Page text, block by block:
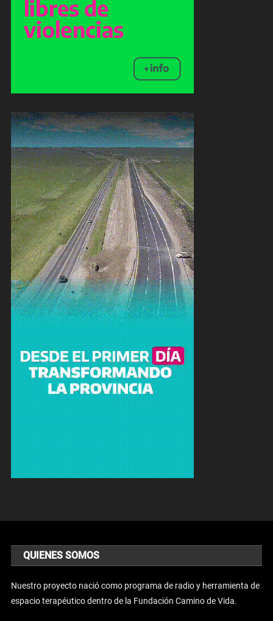
QUIENES SOMOS
Nuestro proyecto nació como programa de radio y herramienta de
espacio terapéutico dentro de la Fundación Camino de Vida.